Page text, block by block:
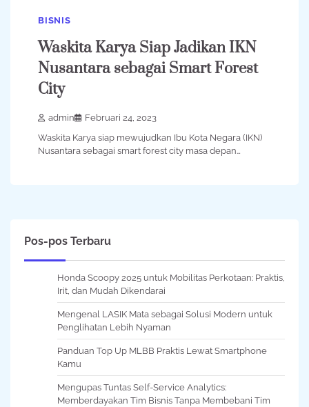
BISNIS
Waskita Karya Siap Jadikan IKN
Nusantara sebagai Smart Forest
City
admin
Februari 24, 2023
Waskita Karya siap mewujudkan Ibu Kota Negara (IKN)
Nusantara sebagai smart forest city masa depan…
Pos-pos Terbaru
Honda Scoopy 2025 untuk Mobilitas Perkotaan: Praktis,
Irit, dan Mudah Dikendarai
Mengenal LASIK Mata sebagai Solusi Modern untuk
Penglihatan Lebih Nyaman
Panduan Top Up MLBB Praktis Lewat Smartphone
Kamu
Mengupas Tuntas Self-Service Analytics:
Memberdayakan Tim Bisnis Tanpa Membebani Tim